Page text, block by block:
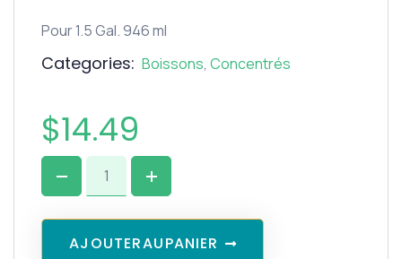
Pour 1.5 Gal. 946 ml
Categories: Boissons, Concentrés
$14.49
AJ OUTERAUPANIER